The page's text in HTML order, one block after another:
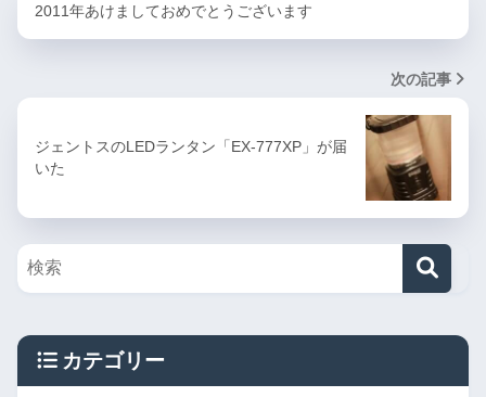
2011年あけましておめでとうございます
次の記事
ジェントスのLEDランタン「EX-777XP」が届
いた
カテゴリー